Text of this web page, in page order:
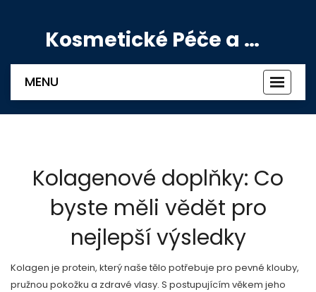
Kosmetické Péče a Výživové Doplňky
MENU
Kolagenové doplňky: Co
byste měli vědět pro
nejlepší výsledky
Kolagen je protein, který naše tělo potřebuje pro pevné klouby,
pružnou pokožku a zdravé vlasy. S postupujícím věkem jeho